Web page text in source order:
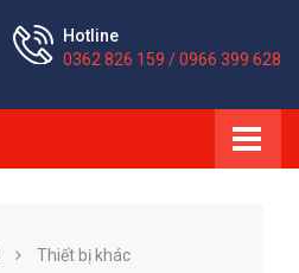
Hotline
0362 826 159 / 0966 399 628
Thiết bị khác